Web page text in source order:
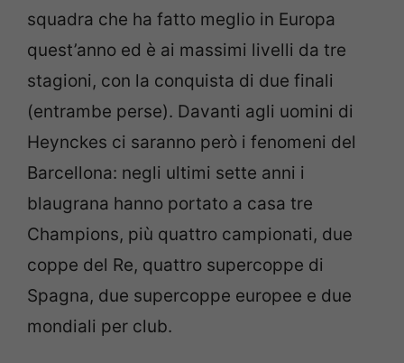
squadra che ha fatto meglio in Europa
quest’anno ed è ai massimi livelli da tre
stagioni, con la conquista di due finali
(entrambe perse). Davanti agli uomini di
Heynckes ci saranno però i fenomeni del
Barcellona: negli ultimi sette anni i
blaugrana hanno portato a casa tre
Champions, più quattro campionati, due
coppe del Re, quattro supercoppe di
Spagna, due supercoppe europee e due
mondiali per club.